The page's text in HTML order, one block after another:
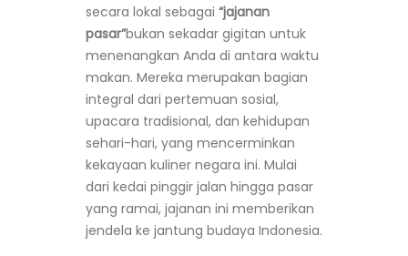
secara lokal sebagai “jajanan
pasar”bukan sekadar gigitan untuk
menenangkan Anda di antara waktu
makan. Mereka merupakan bagian
integral dari pertemuan sosial,
upacara tradisional, dan kehidupan
sehari-hari, yang mencerminkan
kekayaan kuliner negara ini. Mulai
dari kedai pinggir jalan hingga pasar
yang ramai, jajanan ini memberikan
jendela ke jantung budaya Indonesia.